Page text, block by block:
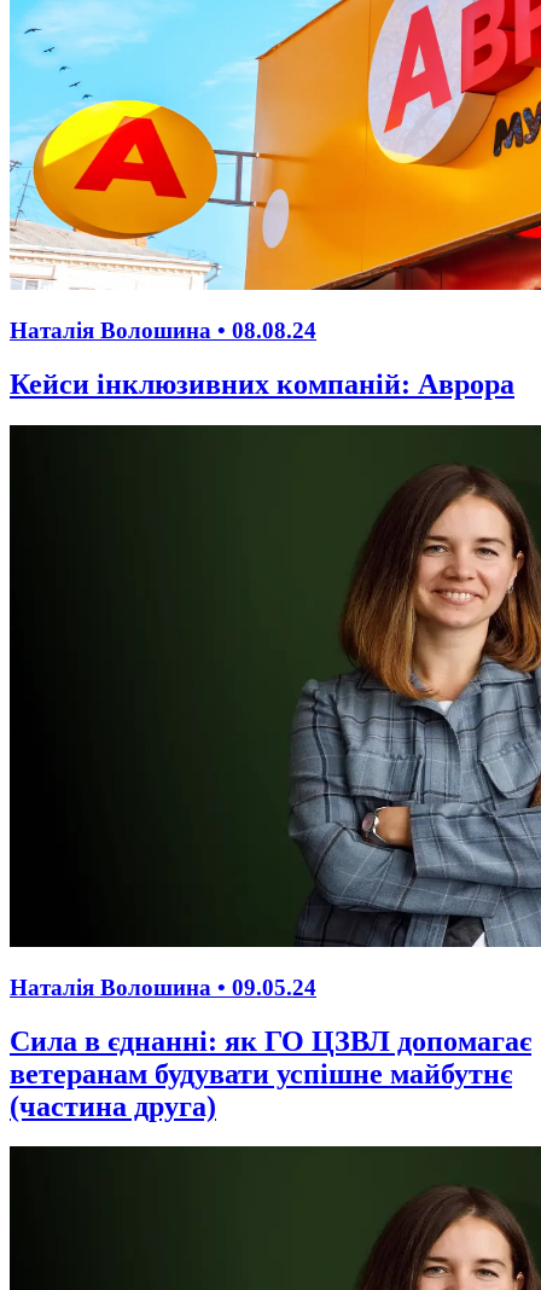
Наталія Волошина • 08.08.24
Кейси інклюзивних компаній: Аврора
Наталія Волошина • 09.05.24
Сила в єднанні: як ГО ЦЗВЛ допомагає
ветеранам будувати успішне майбутнє
(частина друга)